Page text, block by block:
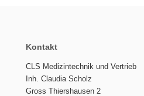
Kontakt
CLS Medizintechnik und Vertrieb
Inh. Claudia Scholz
Gross Thiershausen 2